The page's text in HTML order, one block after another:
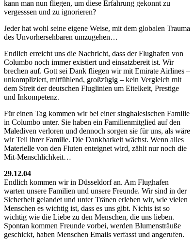
kann man nun fliegen, um diese Erfahrung gekonnt zu
vergesssen und zu ignorieren?
Jeder hat wohl seine eigene Weise, mit dem globalen Trauma
des Unvorhersehbaren umzugehen…
Endlich erreicht uns die Nachricht, dass der Flughafen von
Columbo noch immer existiert und einsatzbereit ist. Wir
brechen auf. Gott sei Dank fliegen wir mit Emirate Airlines –
unkompliziert, mitfühlend, großzügig – kein Vergleich mit
dem Streit der deutschen Fluglinien um Eitelkeit, Prestige
und Inkompetenz.
Für einen Tag kommen wir bei einer singhalesischen Familie
in Columbo unter. Sie haben ein Familienmitglied auf den
Malediven verloren und dennoch sorgen sie für uns, als wäre
wir Teil ihrer Familie. Die Dankbarkeit wächst. Wenn alles
Materielle von den Fluten enteignet wird, zählt nur noch die
Mit-Menschlichkeit…
29.12.04
Endlich kommen wir in Düsseldorf an. Am Flughafen
warten unsere Familien und unsere Freunde. Wir sind in der
Sicherheit gelandet und unter Tränen erleben wir, wie vielen
Menschen es wichtig ist, dass es uns gibt. Nichts ist so
wichtig wie die Liebe zu den Menschen, die uns lieben.
Spontan kommen Freunde vorbei, werden Blumensträuße
geschickt, haben Menschen Emails verfasst und angerufen.